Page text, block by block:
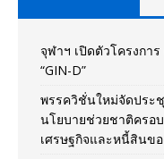
จุฬาฯ เปิดตัวโครงกา
“GIN-D”
พรรควิชั่นใหม่จัดประ
นโยบายช่วยชาติครอ
เศรษฐกิจและหนี้สินข